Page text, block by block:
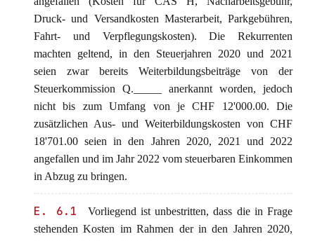
Druck- und Versandkosten Masterarbeit, Parkgebühren,
Fahrt- und Verpflegungskosten). Die Rekurrenten
machten geltend, in den Steuerjahren 2020 und 2021
seien zwar bereits Weiterbildungsbeiträge von der
Steuerkommission Q._____ anerkannt worden, jedoch
nicht bis zum Umfang von je CHF 12'000.00. Die
zusätzlichen Aus- und Weiterbildungskosten von CHF
18'701.00 seien in den Jahren 2020, 2021 und 2022
angefallen und im Jahr 2022 vom steuerbaren Einkommen
in Abzug zu bringen.
E. 6.1
Vorliegend ist unbestritten, dass die in Frage
stehenden Kosten im Rahmen der in den Jahren 2020,